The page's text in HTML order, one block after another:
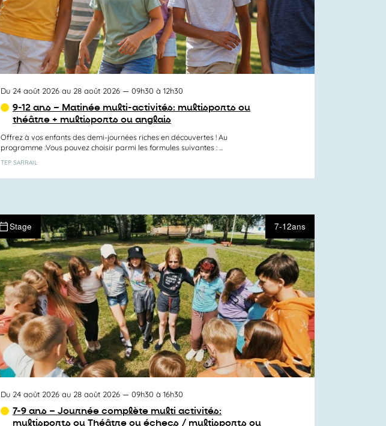
Du 24 août 2026 au 28 août 2026— 09h30 à 12h30
9-12 ans – Matinée multi-activités: multisports ou
théâtre + multisports ou anglais
Offrez à vos enfants des demi-journées riches en découvertes ! Au
programme :Vous pouvez choisir parmi les formules suivantes : ...
TEP SARRAIL
Stage 7-12ans
Du 24 août 2026 au 28 août 2026— 09h30 à 16h30
7-9 ans – Journée complète multi activités:
multisports ou Théâtre ou échecs / multisports ou